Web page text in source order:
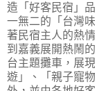
造「好客民宿」
一無二的「台灣
著民宿主人的熱
到嘉義展開熱鬧
台主題攤車，展
遊」、「親子寵